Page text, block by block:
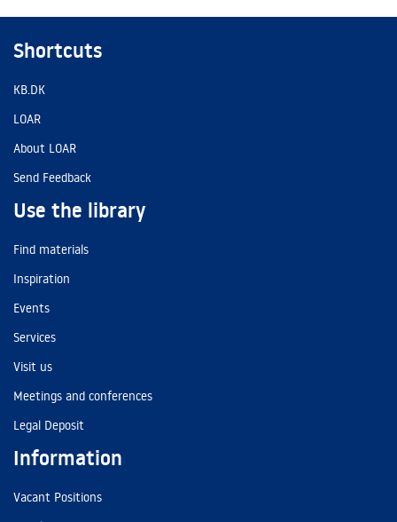
Shortcuts
KB.DK
LOAR
About LOAR
Send Feedback
Use the library
Find materials
Inspiration
Events
Services
Visit us
Meetings and conferences
Legal Deposit
Information
Vacant Positions